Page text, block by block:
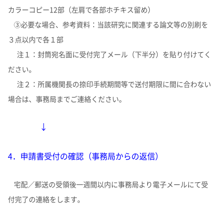
カラーコピー12部（左肩で各部ホチキス留め）
③必要な場合、参考資料：当該研究に関連する論文等の別刷を
３点以内で各１部
注１：封筒宛名面に受付完了メール（下半分）を貼り付けてく
ださい。
注２：所属機関長の捺印手続期間等で送付期限に間に合わない
場合は、事務局までご連絡ください。
↓
4．申請書受付の確認（事務局からの返信）
宅配／郵送の受領後一週間以内に事務局より電子メールにて受
付完了の連絡をします。